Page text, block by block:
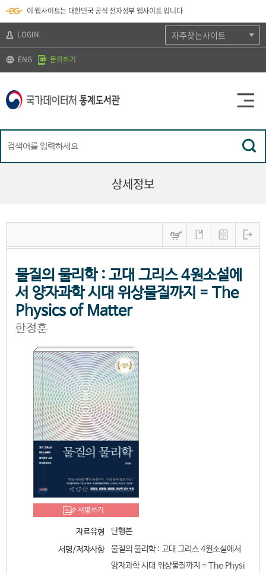
바
로
기
가
기
k
t
)
바
로
기
보
바
가
기
이 웹사이트는 대한민국 공식 전자정부 웹사이트 입니다
LOGIN
ENG 문의하기
자주찾는사이트
상세정보
물질의 물리학 : 고대 그리스 4원소설에
서 양자과학 시대 위상물질까지 = The
Physics of Matter
한정훈
서평쓰기
자료유형
단행본
서명/저자사항
물질의 물리학 : 고대 그리스 4원소설에서
양자과학 시대 위상물질까지 = The Physi